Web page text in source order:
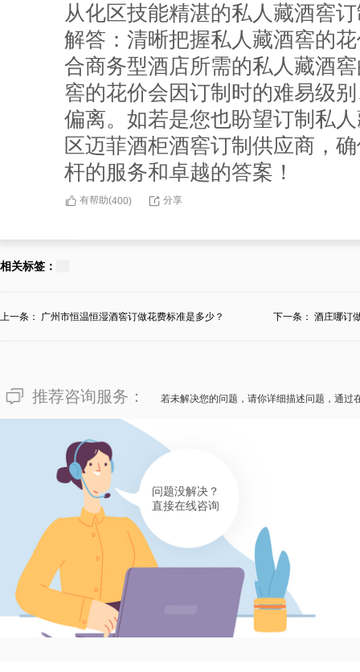
从化区技能精湛的私人藏酒窖
解答：清晰把握私人藏酒窖的
合商务型酒店所需的私人藏酒
窖的花价会因订制时的难易级
偏离。如若是您也盼望订制私
区迈菲酒柜酒窖订制供应商，
杆的服务和卓越的答案！
有帮助(400) 分享
相关标签：
上一条： 广州市恒温恒湿酒窖订做花费标准是多少？ 下一条： 酒庄哪订
推荐咨询服务： 若未解决您的问题，请你详细描述问题，通过
问题没解决？
直接在线咨询